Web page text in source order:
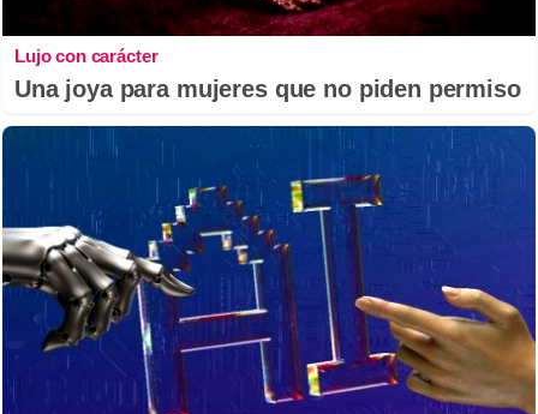
Lujo con carácter
Una joya para mujeres que no piden permiso